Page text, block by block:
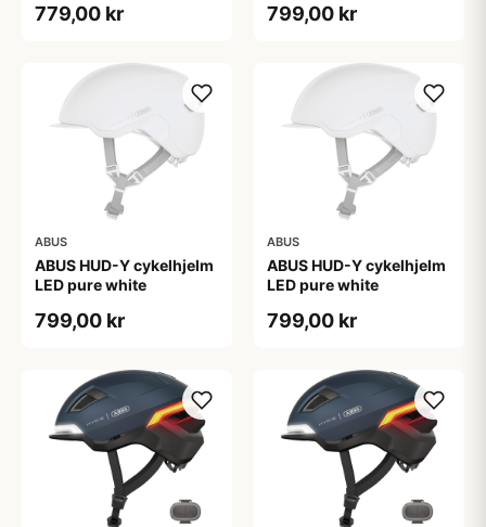
779,00 kr 799,00 kr
ABUS
ABUS HUD-Y cykelhjelm
LED pure white
799,00 kr
ABUS
ABUS HUD-Y cykelhjelm
LED pure white
799,00 kr